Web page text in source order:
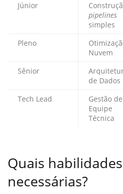
Júnior
pipelines
simples
Pleno
Nuvem
Sênior
de Dados
Tech Lead
Gestão de
Equipe
Técnica
Quais
necessárias?